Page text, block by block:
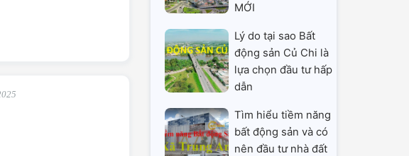
MỚI
Lý do tại sao Bất
động sản Củ Chi là
lựa chọn đầu tư hấp
dẫn
Tìm hiểu tiềm năng
bất động sản và có
nên đầu tư nhà đất